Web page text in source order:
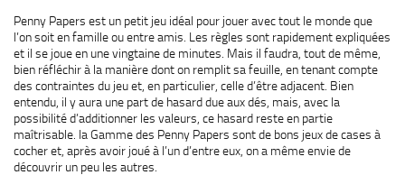
Penny Papers est un petit jeu idéal pour jouer avec tout le monde que
l’on soit en famille ou entre amis. Les règles sont rapidement expliquées
et il se joue en une vingtaine de minutes. Mais il faudra, tout de même,
bien réfléchir à la manière dont on remplit sa feuille, en tenant compte
des contraintes du jeu et, en particulier, celle d’être adjacent. Bien
entendu, il y aura une part de hasard due aux dés, mais, avec la
possibilité d’additionner les valeurs, ce hasard reste en partie
maîtrisable. la Gamme des Penny Papers sont de bons jeux de cases à
cocher et, après avoir joué à l’un d’entre eux, on a même envie de
découvrir un peu les autres.